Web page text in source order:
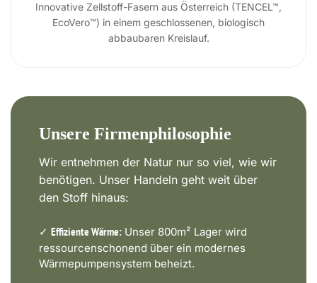
Innovative Zellstoff-Fasern aus Österreich (TENCEL™,
EcoVero™) in einem geschlossenen, biologisch
abbaubaren Kreislauf.
Unsere Firmenphilosophie
Wir entnehmen der Natur nur so viel, wie wir
benötigen. Unser Handeln geht weit über
den Stoff hinaus:
✓ Effiziente Wärme: Unser 800m² Lager wird
ressourcenschonend über ein modernes
Wärmepumpensystem beheizt.